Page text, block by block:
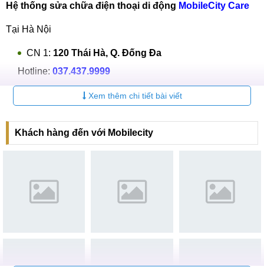
Hệ thống sửa chữa điện thoại di động MobileCity Care
Tại Hà Nội
CN 1: 120 Thái Hà, Q. Đống Đa
Hotline: 037.437.9999
398 Cầu Giấy, Q. Cầu Giấy
CN 3:42 Phố Vọng, Hai Bà Trưng
Tại TP Hồ Chí Minh
CN 4:123 Trần Quang Khải, Quận 1
Xem thêm chi tiết bài viết
Khách hàng đến với Mobilecity